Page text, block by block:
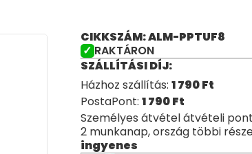
CIKKSZÁM: ALM-PPTUF8
RAKTÁRON
SZÁLLÍTÁSI DÍJ:
Házhoz szállítás: 1 790Ft
PostaPont: 1 790Ft
Személyes átvétel átvételi
2 munkanap, ország többi
ingyenes